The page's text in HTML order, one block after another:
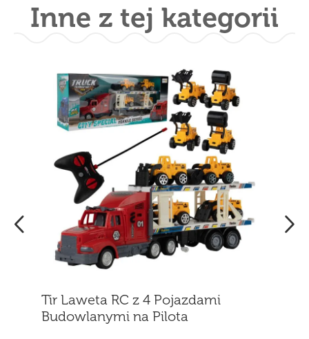
Inne z tej kategorii
Tir Samochód Auto Ciężarówka
Laweta Zestaw 6 Aut Maszyny Auta
Dla Chłopca
Cena:56,90